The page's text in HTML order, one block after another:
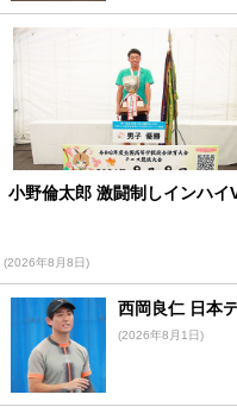
小野倫太郎 激闘制しインハイ
(2026年8月8日)
西岡良仁 日本
(2026年8月1日)